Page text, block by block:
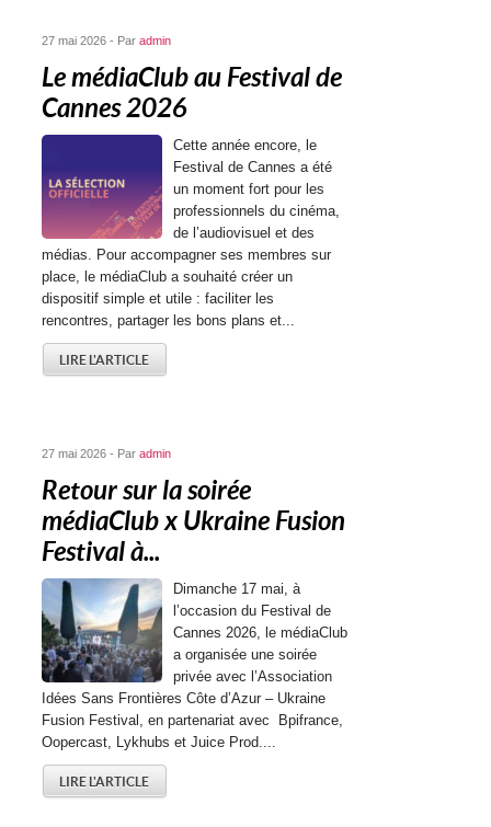
27 mai 2026 - Paradmin
Le médiaClub au Festival de
Cannes 2026
Cette année encore, le
Festival de Cannes a été
un moment fort pour les
professionnels du cinéma,
de l’audiovisuel et des
médias. Pour accompagner ses membres sur
place, le médiaClub a souhaité créer un
dispositif simple et utile : faciliter les
rencontres, partager les bons plans et...
LIRE L'ARTICLE
27 mai 2026 - Paradmin
Retour sur la soirée
médiaClub x Ukraine Fusion
Festival à...
Dimanche 17 mai, à
l’occasion du Festival de
Cannes 2026, le médiaClub
a organisée une soirée
privée avec l’Association
Idées Sans Frontières Côte d’Azur – Ukraine
Fusion Festival, en partenariat avec Bpifrance,
Oopercast, Lykhubs et Juice Prod....
LIRE L'ARTICLE